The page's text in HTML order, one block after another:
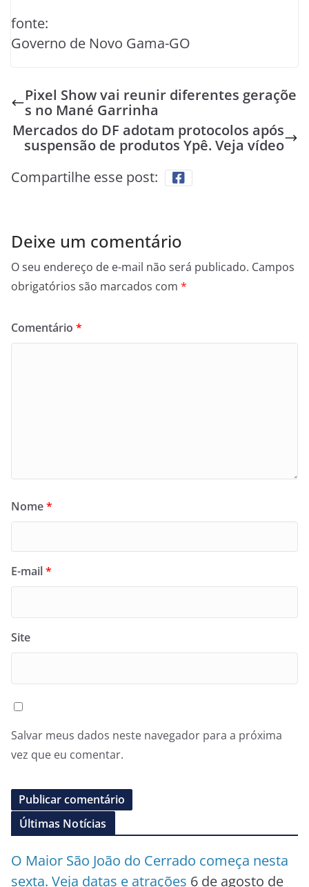
fonte:
Governo de Novo Gama-GO
Pixel Show vai reunir diferentes geraçõe
s no Mané Garrinha
Mercados do DF adotam protocolos após
suspensão de produtos Ypê. Veja vídeo
Compartilhe esse post:
Deixe um comentário
O seu endereço de e-mail não será publicado. Campos
obrigatórios são marcados com *
Comentário *
Nome*
E-mail*
Site
Salvar meus dados neste navegador para a próxima
vez que eu comentar.
Últimas Notícias
O Maior São João do Cerrado começa nesta
sexta. Veja datas e atrações 6 de agosto de